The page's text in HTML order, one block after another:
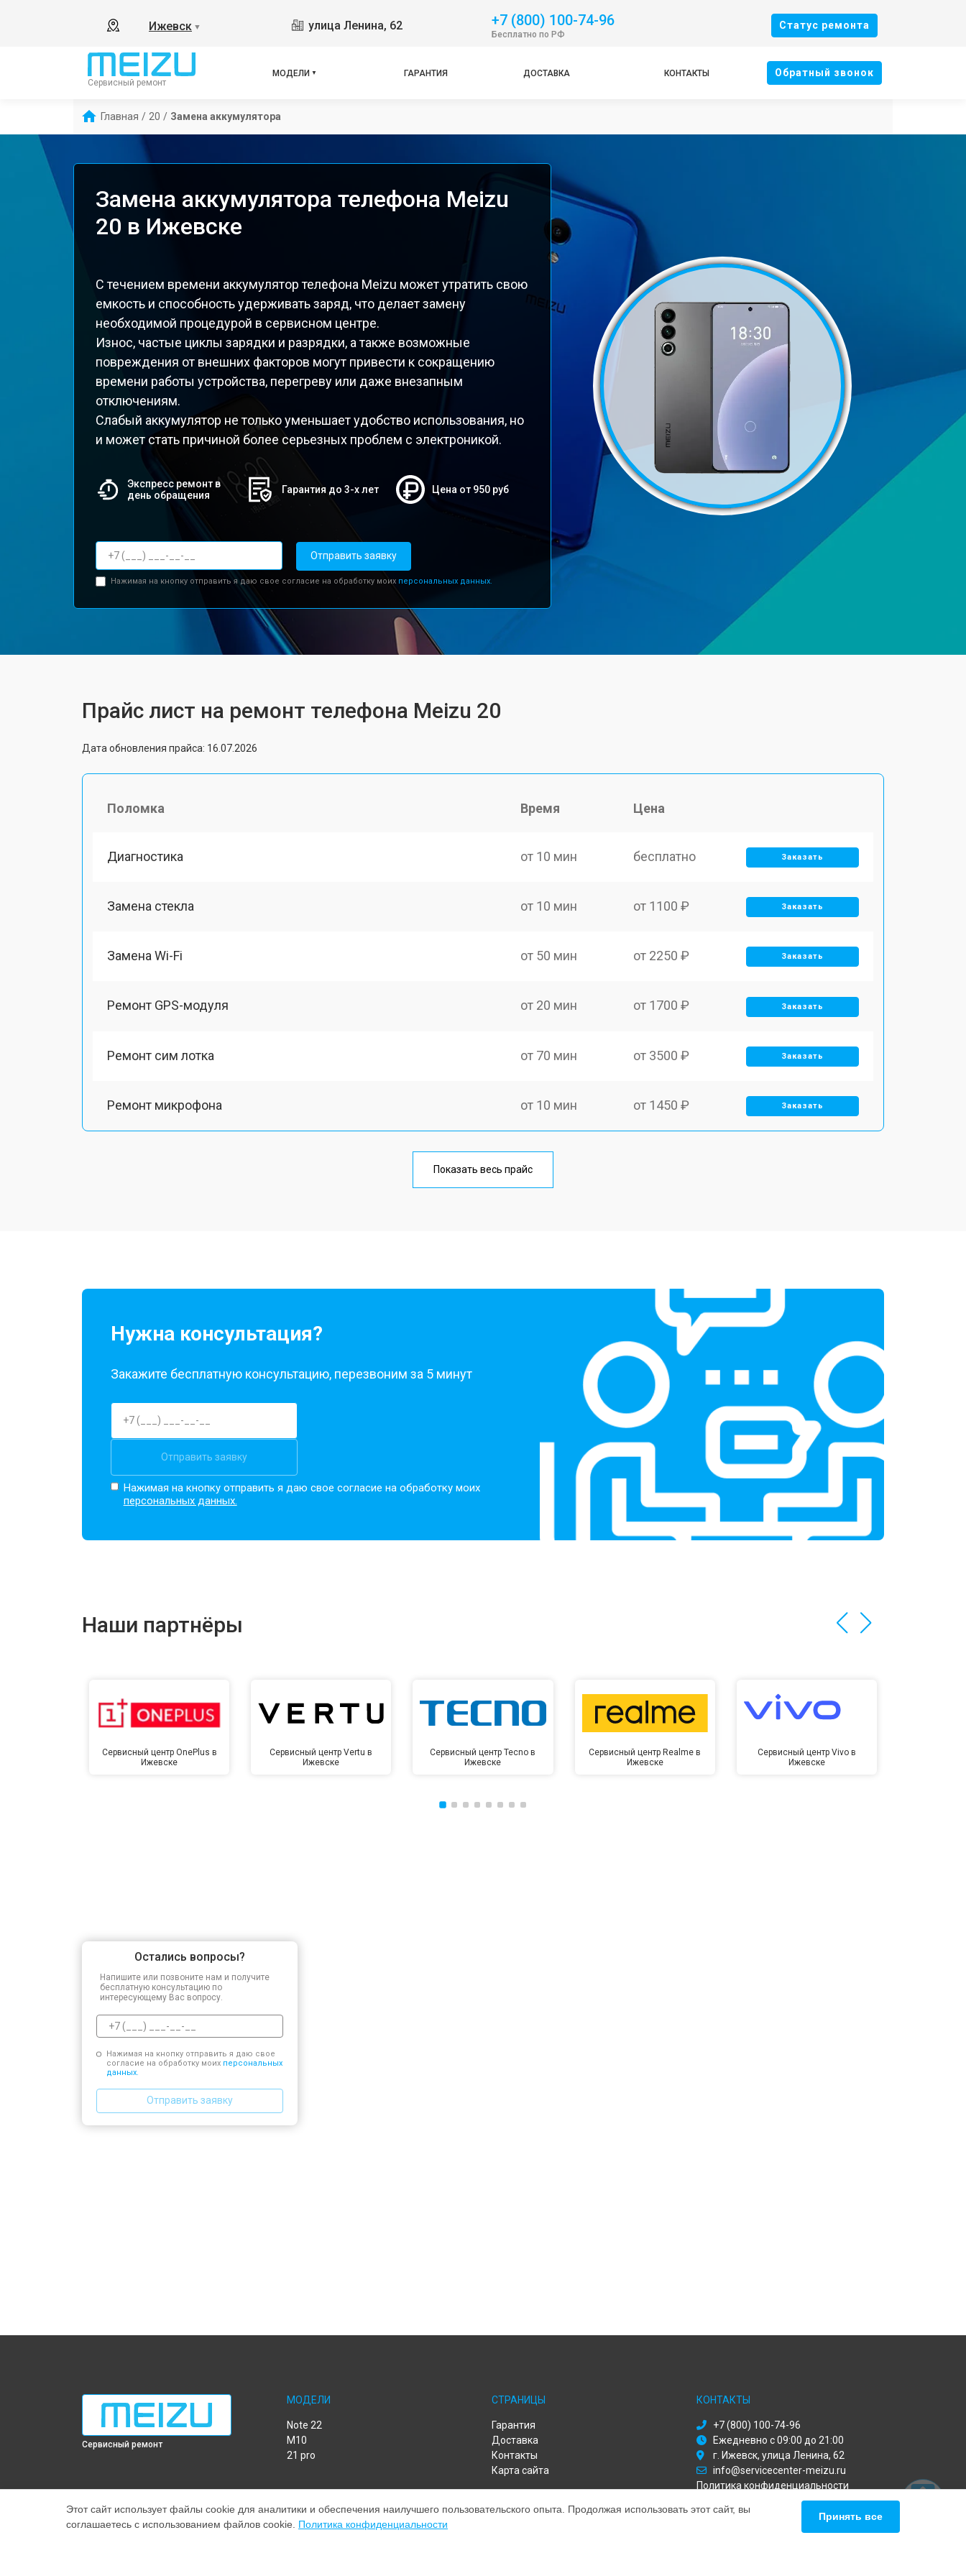
Ижевск ▼ улица Ленина, 62 +7 (800) 100-74-96
Бесплатно по РФ
Cтатус ремонта
Сервисный ремонт
МОДЕЛИ ГАРАНТИЯ ДОСТАВКА КОНТАКТЫ Oбратный звонок
Главная / 20 / Замена аккумулятора
Замена аккумулятора телефона Meizu
20 в Ижевске
С течением времени аккумулятор телефона Meizu может утратить свою
емкость и способность удерживать заряд, что делает замену
необходимой процедурой в сервисном центре.
Износ, частые циклы зарядки и разрядки, а также возможные
повреждения от внешних факторов могут привести к сокращению
времени работы устройства, перегреву или даже внезапным
отключениям.
Слабый аккумулятор не только уменьшает удобство использования, но
и может стать причиной более серьезных проблем с электроникой.
Экспресс ремонт в
день обращения
Гарантия до 3-х лет Цена от 950 руб
Отправить заявку
Нажимая на кнопку отправить я даю свое согласие на обработку моих персональных данных.
Прайс лист на ремонт телефона Meizu 20
Дата обновления прайса: 16.07.2026
Поломка Время Цена
Диагностика от 10 мин бесплатно Заказать
Замена стекла от 10 мин от 1100 ₽ Заказать
Замена Wi-Fi от 50 мин от 2250 ₽ Заказать
Ремонт GPS-модуля от 20 мин от 1700 ₽ Заказать
Ремонт сим лотка от 70 мин от 3500 ₽ Заказать
Ремонт микрофона от 10 мин от 1450 ₽ Заказать
от 40 мин
от 3300 ₽
от 1400 ₽ Заказать
Замена дисплея (экрана) от 2700 ₽ Заказать
Замена аккумулятора от 950 ₽ Заказать
Замена кнопки включения от 1750 ₽
Показать весь прайс
Нужна консультация?
Закажите бесплатную консультацию, перезвоним за 5 минут
Отправить заявку
Нажимая на кнопку отправить я даю свое согласие на обработку моих
персональных данных.
Наши партнёры
Сервисный центр OnePlus в
Ижевске
Сервисный центр Vertu в
Ижевске
Сервисный центр Tecno в
Ижевске
Сервисный центр Realme в
Ижевске
Сервисный центр Vivo в
Ижевске
Остались вопросы?
Напишите или позвоните нам и получите
бесплатную консультацию по
интересующему Вас вопросу.
Нажимая на кнопку отправить я даю свое
согласие на обработку моих персональных
данных.
Отправить заявку
Сервисный ремонт
МОДЕЛИ
Note 22
M10
21 pro
СТРАНИЦЫ
Гарантия
Доставка
Контакты
Карта сайта
КОНТАКТЫ
+7 (800) 100-74-96
Ежедневно с 09:00 до 21:00
г. Ижевск, улица Ленина, 62
info@servicecenter-meizu.ru
Политика конфиденциальности
Способы оплаты
Этот сайт использует файлы cookie для аналитики и обеспечения наилучшего пользовательского опыта. Продолжая использовать этот сайт, вы
соглашаетесь с использованием файлов cookie. Политика конфиденциальности
Принять все